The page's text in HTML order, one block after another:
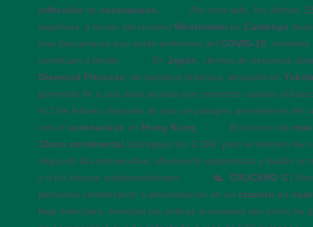
infección de coronavirus.
Por otro lado, los últimos
española, a bordo del crucero Westerdam en Camboya
tras descartarse que están enfermos del COVID-19,
continúan a bordo.
En Japón, cientos de personas
Diamond Princess, de bandera británica, atracado en
poniendo fin a una dura prueba que comenzó cuando el
el 3 de febrero después de que un pasajero proveniente del
con el coronavirus en Hong Kong. El número de
China continental sobrepasó los 2.000, pero el número de
segundo día consecutivo, ofreciendo esperanzas y dando un
y a los futuros estadounidenses.
🛳️ CRUCERO S |
personas comenzaron a desembarcar en un crucero en
hoy miércoles, mientras las críticas arreciaban por cómo ha